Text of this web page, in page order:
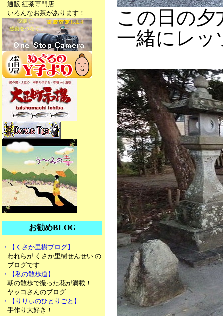
通販 紅茶専門店
いろんなお茶があります！
お勧めBLOG
・【くさか里樹ブログ】
われらが くさか里樹せんせい の
ブログです
・【私の散歩道】
朝の散歩で撮った花が満載！
ヤッコさんのブログ
・【りりぃのひとりごと】
手作り大好き！
この日の
一緒にレッ